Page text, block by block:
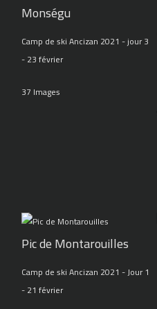
Monségu
Camp de ski Ancizan 2021 - jour 3
- 23 février
37 Images
Pic de Montarouilles
Camp de ski Ancizan 2021 - Jour 1
- 21 février